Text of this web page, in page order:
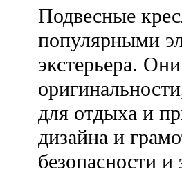
Подвесные
популярными
экстерьера.
для отдыха и
дизайна и
безопасности и